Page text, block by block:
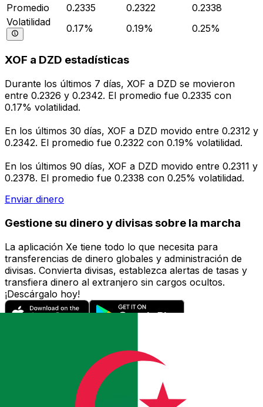
Promedio
0.2335 0.2322
0.2338
Volatilidad
0.17% 0.19% 0.25%
XOF a DZD estadísticas
Durante los últimos 7 días, XOF a DZD se movieron
entre 0.2326 y 0.2342. El promedio fue 0.2335 con
0.17% volatilidad.
En los últimos 30 días, XOF a DZD movido entre 0.2312 y
0.2342. El promedio fue 0.2322 con 0.19% volatilidad.
En los últimos 90 días, XOF a DZD movido entre 0.2311 y
0.2378. El promedio fue 0.2338 con 0.25% volatilidad.
Enviar dinero
Gestione su dinero y divisas sobre la marcha
La aplicación Xe tiene todo lo que necesita para
transferencias de dinero globales y administración de
divisas. Convierta divisas, establezca alertas de tasas y
transfiera dinero al extranjero sin cargos ocultos.
¡Descárgalo hoy!